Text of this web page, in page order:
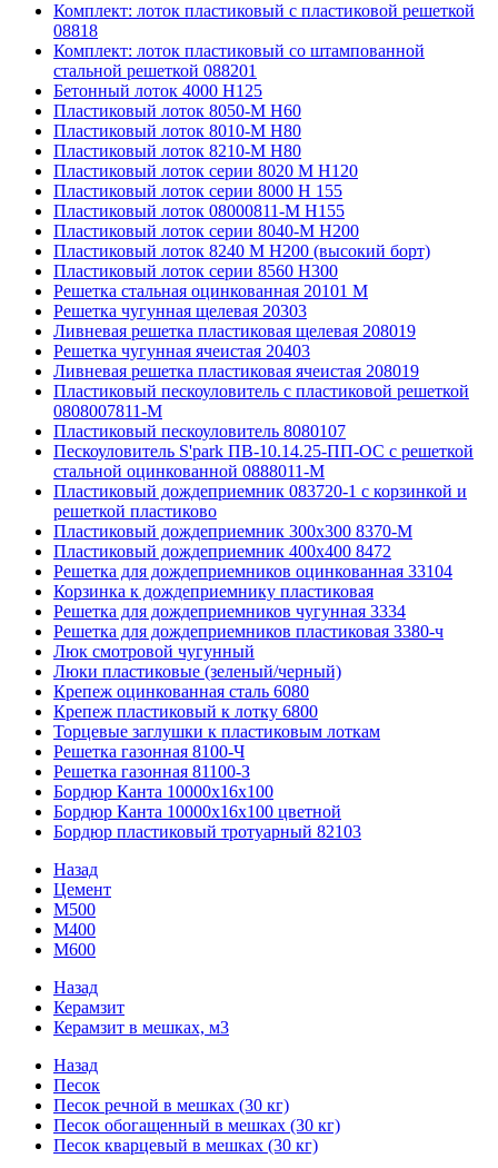
Комплект: лоток пластиковый с пластиковой решеткой
08818
Комплект: лоток пластиковый со штампованной
стальной решеткой 088201
Бетонный лоток 4000 Н125
Пластиковый лоток 8050-М H60
Пластиковый лоток 8010-М H80
Пластиковый лоток 8210-М H80
Пластиковый лоток серии 8020 М H120
Пластиковый лоток серии 8000 Н 155
Пластиковый лоток 08000811-М H155
Пластиковый лоток серии 8040-М H200
Пластиковый лоток 8240 M H200 (высокий борт)
Пластиковый лоток серии 8560 Н300
Решетка стальная оцинкованная 20101 М
Решетка чугунная щелевая 20303
Ливневая решетка пластиковая щелевая 208019
Решетка чугунная ячеистая 20403
Ливневая решетка пластиковая ячеистая 208019
Пластиковый пескоуловитель с пластиковой решеткой
0808007811-М
Пластиковый пескоуловитель 8080107
Пескоуловитель S'park ПВ-10.14.25-ПП-ОС с решеткой
стальной оцинкованной 0888011-М
Пластиковый дождеприемник 083720-1 c корзинкой и
решеткой пластиково
Пластиковый дождеприемник 300x300 8370-М
Пластиковый дождеприемник 400x400 8472
Решетка для дождеприемников оцинкованная 33104
Корзинка к дождеприемнику пластиковая
Решетка для дождеприемников чугунная 3334
Решетка для дождеприемников пластиковая 3380-ч
Люк смотровой чугунный
Люки пластиковые (зеленый/черный)
Крепеж оцинкованная сталь 6080
Крепеж пластиковый к лотку 6800
Торцевые заглушки к пластиковым лоткам
Решетка газонная 8100-Ч
Решетка газонная 81100-З
Бордюр Канта 10000x16x100
Бордюр Канта 10000x16x100 цветной
Бордюр пластиковый тротуарный 82103
Назад
Цемент
М500
М400
М600
Назад
Керамзит
Керамзит в мешках, м3
Назад
Песок
Песок речной в мешках (30 кг)
Песок обогащенный в мешках (30 кг)
Песок кварцевый в мешках (30 кг)